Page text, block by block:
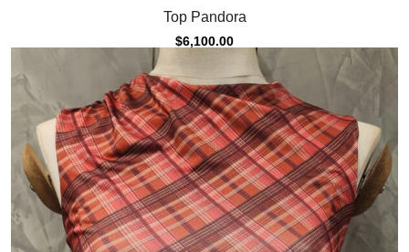
Top Pandora
$6,100.00